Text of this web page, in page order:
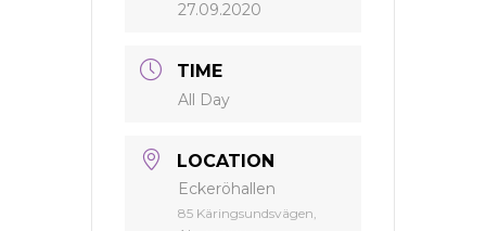
27.09.2020
TIME
All Day
LOCATION
Eckeröhallen
85 Käringsundsvägen,